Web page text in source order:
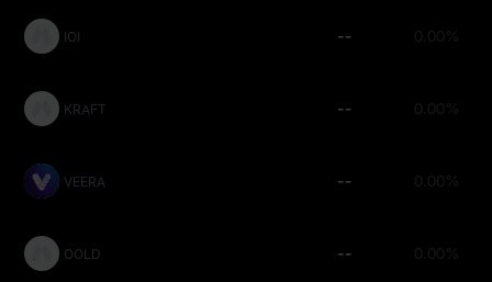
IOI -- 0.00%
KRAFT -- 0.00%
VEERA -- 0.00%
OOLD -- 0.00%